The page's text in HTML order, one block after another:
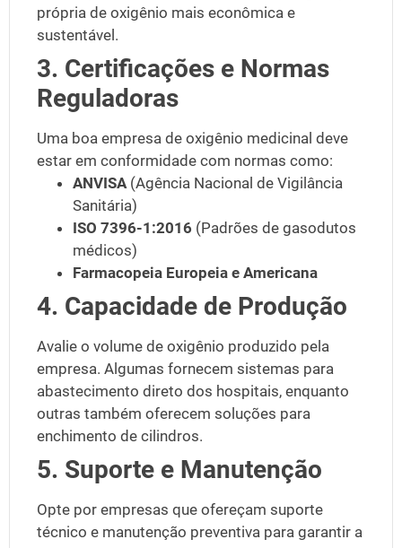
própria de oxigênio mais econômica e
sustentável.
3. Certificações e Normas
Reguladoras
Uma boa empresa de oxigênio medicinal deve
estar em conformidade com normas como:
ANVISA (Agência Nacional de Vigilância
Sanitária)
ISO 7396-1:2016 (Padrões de gasodutos
médicos)
Farmacopeia Europeia e Americana
4. Capacidade de Produção
Avalie o volume de oxigênio produzido pela
empresa. Algumas fornecem sistemas para
abastecimento direto dos hospitais, enquanto
outras também oferecem soluções para
enchimento de cilindros.
5. Suporte e Manutenção
Opte por empresas que ofereçam suporte
técnico e manutenção preventiva para garantir a